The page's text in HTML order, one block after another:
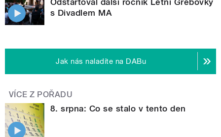
s Divadlem MA
Jak nás naladíte na DABu
VÍCE Z POŘADU
8. srpna: Co se stalo v tento den